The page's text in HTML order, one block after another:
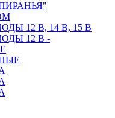
12 В, 14 В, 15 В
12 В -